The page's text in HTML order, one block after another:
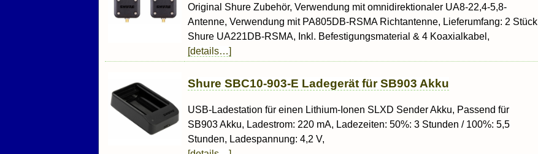
Original Shure Zubehör, Verwendung mit omnidirektionaler UA8-22,4-5,8-
Antenne, Verwendung mit PA805DB-RSMA Richtantenne, Lieferumfang: 2 Stück
Shure UA221DB-RSMA, Inkl. Befestigungsmaterial & 4 Koaxialkabel,
[details…]
Shure SBC10-903-E Ladegerät für SB903 Akku
USB-Ladestation für einen Lithium-Ionen SLXD Sender Akku, Passend für
SB903 Akku, Ladestrom: 220 mA, Ladezeiten: 50%: 3 Stunden / 100%: 5,5
Stunden, Ladespannung: 4,2 V,